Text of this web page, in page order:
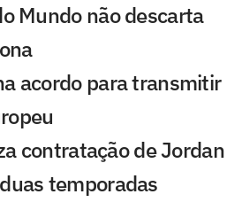
Mundo não descarta
acordo para transmitir
contratação de Jordan
temporadas